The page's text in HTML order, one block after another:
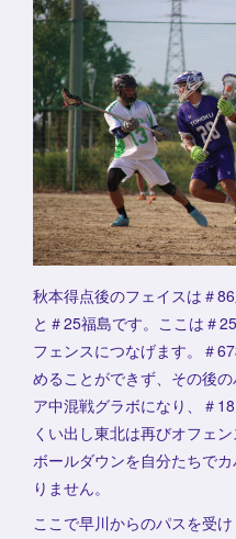
秋本得点後のフェイスは＃
と＃25福島です。ここは＃
フェンスにつなげます。＃
めることができず、その後
ア中混戦グラボになり、＃
くい出し東北は再びオフェ
ボールダウンを自分たちで
りません。
ここで早川からのパスを受